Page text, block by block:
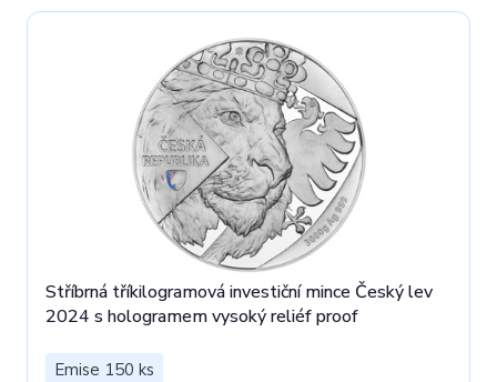
Stříbrná tříkilogramová investiční mince Český lev
2024 s hologramem vysoký reliéf proof
Emise 150 ks